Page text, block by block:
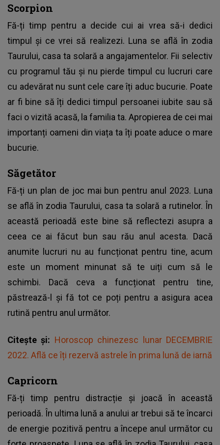
Scorpion
Fă-ți timp pentru a decide cui ai vrea să-i dedici
timpul și ce vrei să realizezi. Luna se află în zodia
Taurului, casa ta solară a angajamentelor. Fii selectiv
cu programul tău și nu pierde timpul cu lucruri care
cu adevărat nu sunt cele care îți aduc bucurie. Poate
ar fi bine să îți dedici timpul persoanei iubite sau să
faci o vizită acasă, la familia ta. Apropierea de cei mai
importanți oameni din viața ta îți poate aduce o mare
bucurie.
Săgetător
Fă-ți un plan de joc mai bun pentru anul 2023. Luna
se află în zodia Taurului, casa ta solară a rutinelor. În
această perioadă este bine să reflectezi asupra a
ceea ce ai făcut bun sau rău anul acesta. Dacă
anumite lucruri nu au funcționat pentru tine, acum
este un moment minunat să te uiți cum să le
schimbi. Dacă ceva a funcționat pentru tine,
păstrează-l și fă tot ce poți pentru a asigura acea
rutină pentru anul următor.
Citește și: Horoscop chinezesc lunar DECEMBRIE
2022. Află ce îți rezervă astrele în prima lună de iarnă
Capricorn
Fă-ți timp pentru distracție și joacă în această
perioadă. În ultima lună a anului ar trebui să te încarci
de energie pozitivă pentru a începe anul următor cu